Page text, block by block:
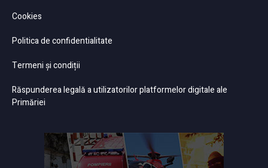
Cookies
Politica de confidentialitate
Termeni și condiții
Răspunderea legală a utilizatorilor platformelor digitale ale
Primăriei